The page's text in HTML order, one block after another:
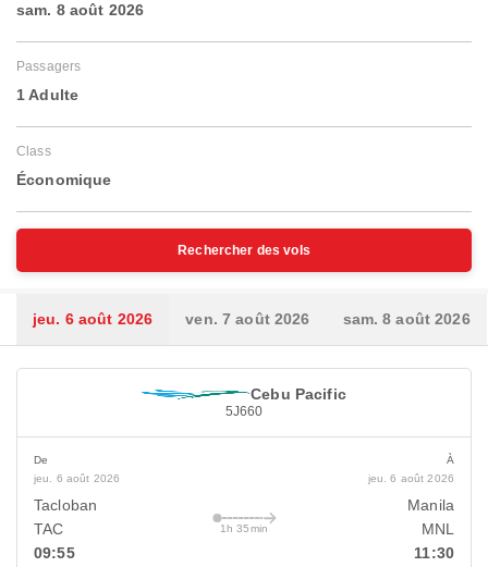
sam. 8 août 2026
Passagers
1 Adulte
Class
Économique
Rechercher des vols
jeu. 6 août 2026 ven. 7 août 2026 sam. 8 août 2026
Cebu Pacific
5J660
De
jeu. 6 août 2026
Tacloban
TAC
09:55
1h 35min
À
jeu. 6 août 2026
Manila
MNL
11:30